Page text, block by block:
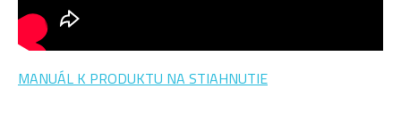
MANUÁL K PRODUKTU NA STIAHNUTIE